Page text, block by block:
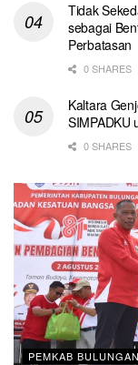
Tidak
sebagai
Perbatasan
0 SHARES
Kaltara
SIMPADKU
0 SHARES
PEMKAB BULUNGAN